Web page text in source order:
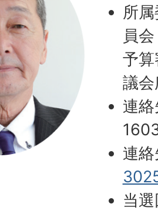
所
員会
予
議
連
連
当